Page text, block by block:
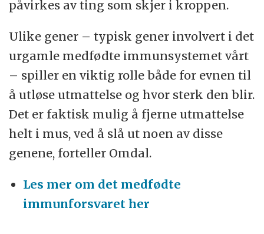
påvirkes av ting som skjer i kroppen.
Ulike gener – typisk gener involvert i det
urgamle medfødte immunsystemet vårt
– spiller en viktig rolle både for evnen til
å utløse utmattelse og hvor sterk den blir.
Det er faktisk mulig å fjerne utmattelse
helt i mus, ved å slå ut noen av disse
genene, forteller Omdal.
Les mer om det medfødte
immunforsvaret her